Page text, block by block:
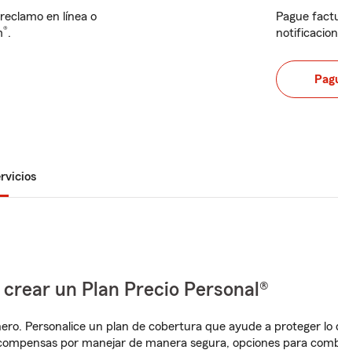
en línea o
®.
Pague
un Plan Precio Personal®
Personalice un plan de cobertura que ayude a proteger
por manejar de manera segura, opciones para